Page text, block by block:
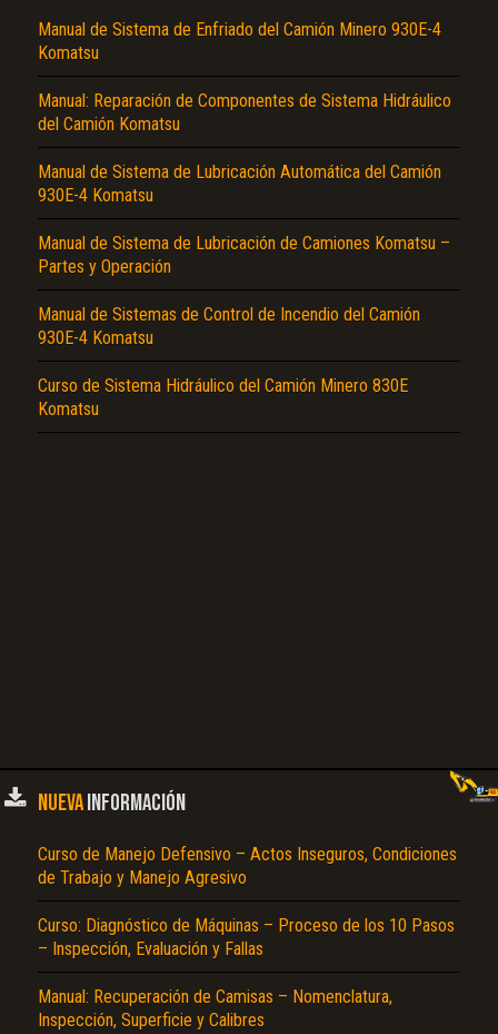
Manual de Sistema de Enfriado del Camión Minero 930E-4
Komatsu
Manual: Reparación de Componentes de Sistema Hidráulico
del Camión Komatsu
Manual de Sistema de Lubricación Automática del Camión
930E-4 Komatsu
Manual de Sistema de Lubricación de Camiones Komatsu –
Partes y Operación
Manual de Sistemas de Control de Incendio del Camión
930E-4 Komatsu
Curso de Sistema Hidráulico del Camión Minero 830E
Komatsu
NUEVAINFORMACIÓN
Curso de Manejo Defensivo – Actos Inseguros, Condiciones
de Trabajo y Manejo Agresivo
Curso: Diagnóstico de Máquinas – Proceso de los 10 Pasos
– Inspección, Evaluación y Fallas
Manual: Recuperación de Camisas – Nomenclatura,
Inspección, Superficie y Calibres
El Título es incorrecto según el contenido.
Texto o Imagen de portada son erróneos.
No carga o no se visualiza el contenido.
Reportar otro tipo de error...